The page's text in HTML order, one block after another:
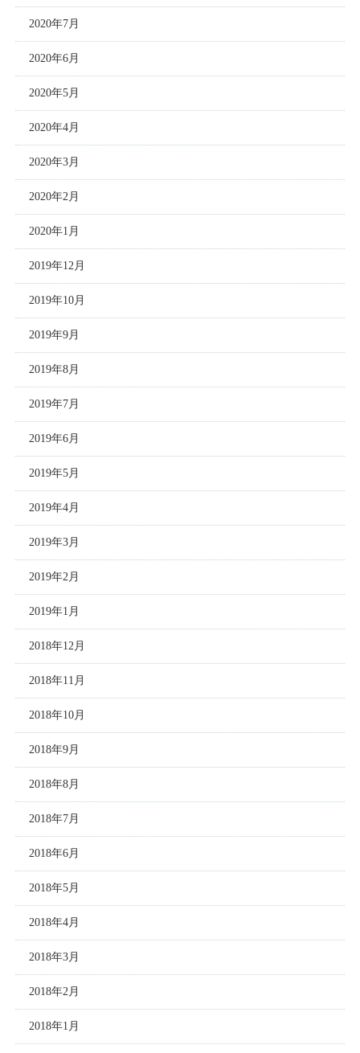
2020年7月
2020年6月
2020年5月
2020年4月
2020年3月
2020年2月
2020年1月
2019年12月
2019年10月
2019年9月
2019年8月
2019年7月
2019年6月
2019年5月
2019年4月
2019年3月
2019年2月
2019年1月
2018年12月
2018年11月
2018年10月
2018年9月
2018年8月
2018年7月
2018年6月
2018年5月
2018年4月
2018年3月
2018年2月
2018年1月